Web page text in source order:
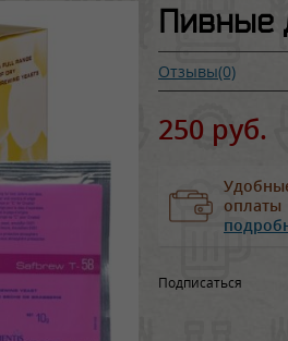
Пивные
Отзывы(0)
250 руб.
оплаты
Подписаться